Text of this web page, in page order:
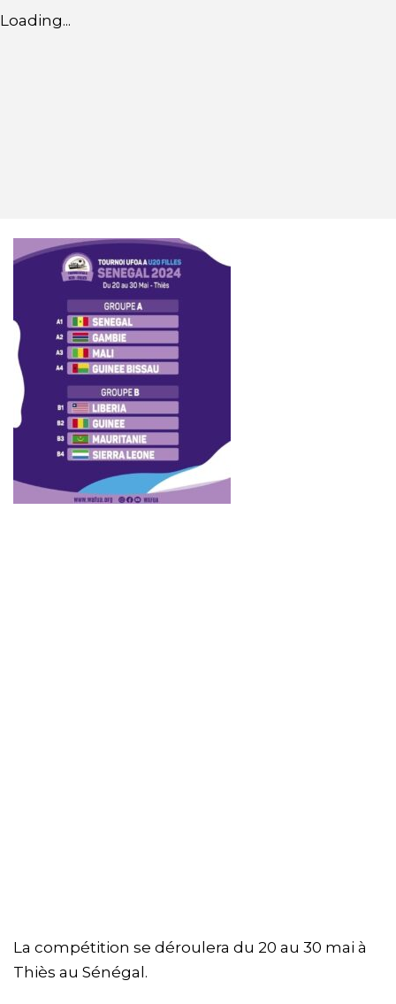
Loading...
La compétition se déroulera du 20 au 30 mai à
Thiès au Sénégal.